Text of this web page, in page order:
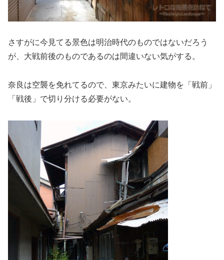
さすがに今見てる景色は明治時代のものではないだろう
が、大戦前後のものであるのは間違いない気がする。
奈良は空襲を免れてるので、東京みたいに建物を「戦前」
「戦後」で切り分ける必要がない。